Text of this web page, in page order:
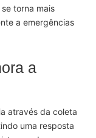
torna mais
a emergências
a
através da coleta
uma resposta